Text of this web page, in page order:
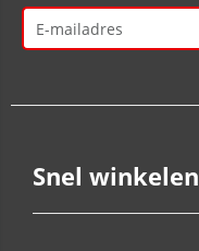
Snel winkelen